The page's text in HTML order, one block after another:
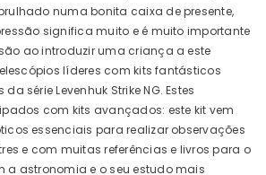
numa bonita caixa de presente,
significa muito e é muito importante
ao introduzir uma criança a este
líderes com kits fantásticos
série Levenhuk Strike NG. Estes
com kits avançados: este kit vem
essenciais para realizar observações
e com muitas referências e livros para o
a astronomia e o seu estudo mais